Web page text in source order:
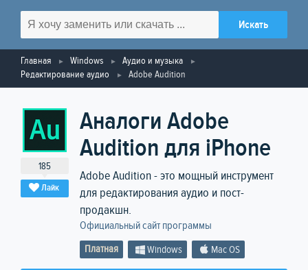
Главная Windows
Аудио и музыка
Редактирование аудио
Adobe Audition
185
Лайк
Аналоги Adobe
Audition для iPhone
Adobe Audition - это мощный инструмент
для редактирования аудио и пост-
продакшн.
Официальный сайт программы
Платная Windows Mac OS